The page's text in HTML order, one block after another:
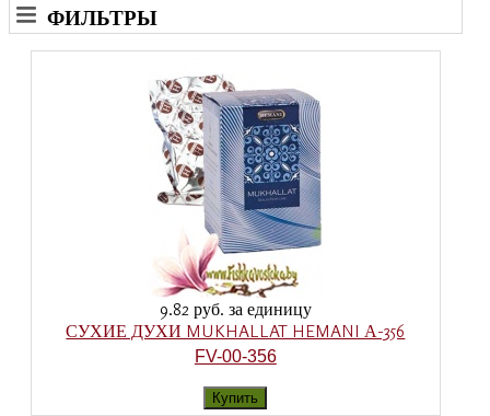
ФИЛЬТРЫ
9.82 руб. за единицу
СУХИЕ ДУХИ MUKHALLAT HEMANI А-356
FV-00-356